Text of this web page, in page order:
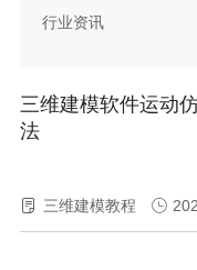
行业资讯
三维建模软件运动
法
三维建模教程